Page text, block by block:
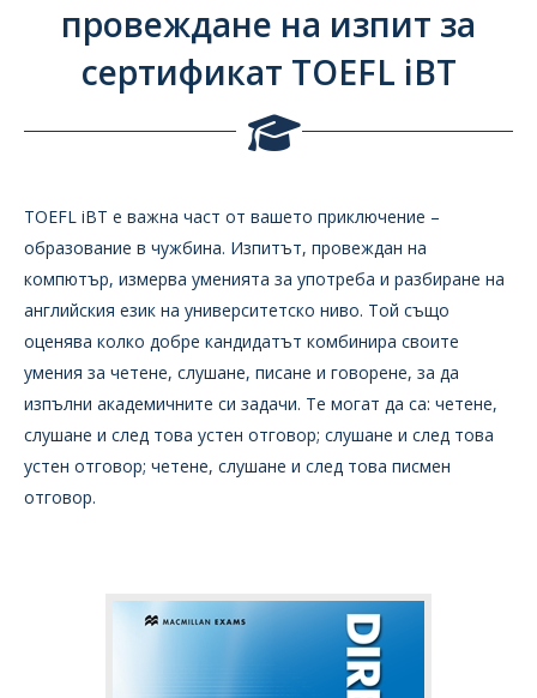
провеждане на изпит за
сертификат TOEFL iBT
TOEFL iBT е важна част от вашето приключение –
образование в чужбина. Изпитът, провеждан на
компютър, измерва уменията за употреба и разбиране на
английския език на университетско ниво. Той също
оценява колко добре кандидатът комбинира своите
умения за четене, слушане, писане и говорене, за да
изпълни академичните си задачи. Те могат да са: четене,
слушане и след това устен отговор; слушане и след това
устен отговор; четене, слушане и след това писмен
отговор.